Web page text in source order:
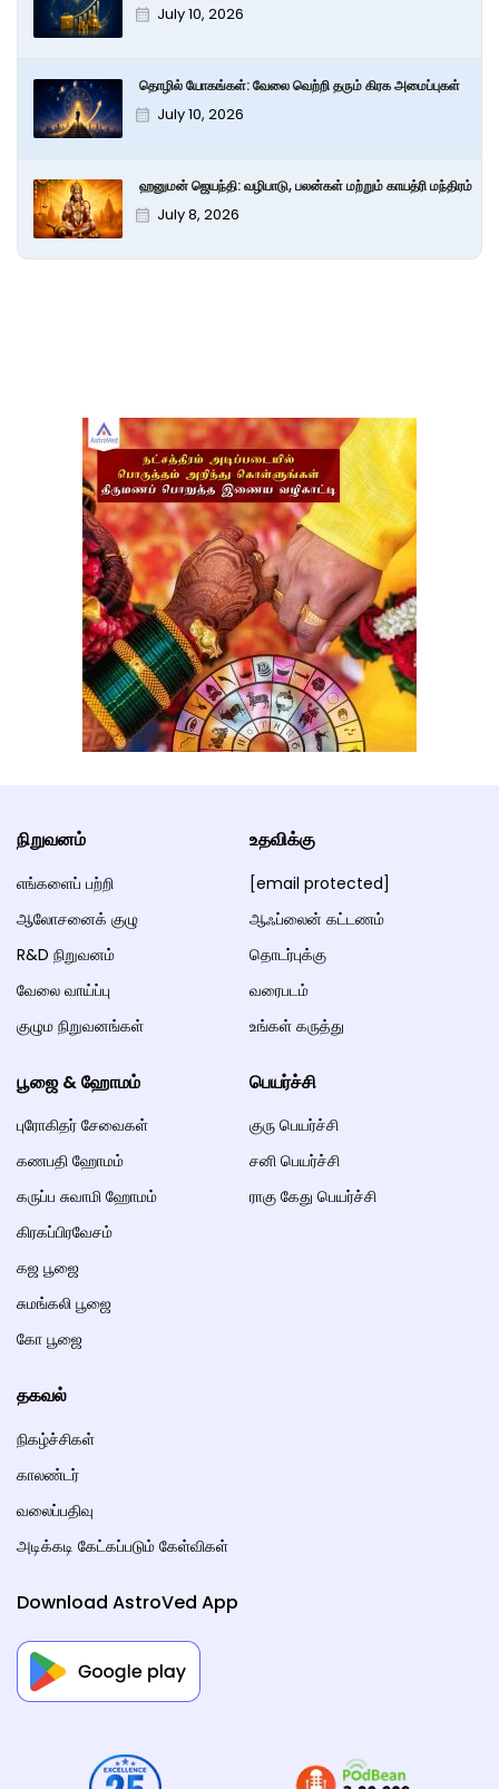
July 10, 2026
தொழில் யோகங்கள்: வேலை வெற்றி தரும் கிரக அமைப்புகள்
July 10, 2026
ஹனுமன் ஜெயந்தி: வழிபாடு, பலன்கள் மற்றும் காயத்ரி மந்திரம்
July 8, 2026
நிறுவனம்
எங்களைப் பற்றி
ஆலோசனைக் குழு
R&D நிறுவனம்
வேலை வாய்ப்பு
குழும நிறுவனங்கள்
உதவிக்கு
[email protected]
ஆஃப்லைன் கட்டணம்
தொடர்புக்கு
வரைபடம்
உங்கள் கருத்து
பூஜை & ஹோமம்
புரோகிதர் சேவைகள்
கணபதி ஹோமம்
கருப்ப சுவாமி ஹோமம்
கிரகப்பிரவேசம்
கஜ பூஜை
சுமங்கலி பூஜை
கோ பூஜை
பெயர்ச்சி
குரு பெயர்ச்சி
சனி பெயர்ச்சி
ராகு கேது பெயர்ச்சி
தகவல்
நிகழ்ச்சிகள்
காலண்டர்
வலைப்பதிவு
அடிக்கடி கேட்கப்படும் கேள்விகள்
Download AstroVed App